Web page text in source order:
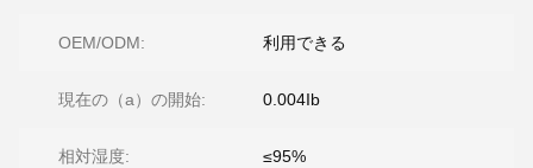
OEM/ODM: 利用できる
現在の（a）の開始: 0.004Ib
相対湿度: ≤95%